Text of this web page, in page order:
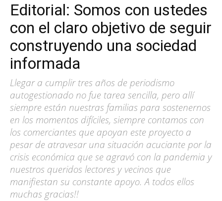
Editorial: Somos con ustedes
con el claro objetivo de seguir
construyendo una sociedad
informada
Llegar a cumplir tres años de periodismo
autogestionado no fue tarea sencilla, pero allí
siempre están nuestras familias para sostenernos
en los momentos difíciles, siempre contamos con
los comerciantes que apoyan este proyecto a
pesar de atravesar una situación acuciante por la
crisis económica que se agravó con la pandemia y
nuestros queridos lectores y vecinos que
manifiestan su constante apoyo. A todos ellos
muchas gracias!!